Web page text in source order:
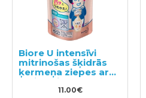
Biore U intensīvi
mitrinošas šķidrās
ķermeņa ziepes ar
maigu ziedu-augļu
aromātu pildviela
11.00€